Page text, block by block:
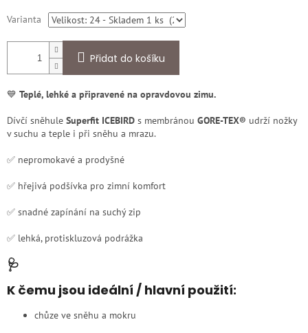
Varianta
Přidat do košíku
💙 Teplé, lehké a připravené na opravdovou zimu.
Dívčí sněhule Superfit ICEBIRD s membránou GORE-TEX® udrží nožky
v suchu a teple i při sněhu a mrazu.
✅ nepromokavé a prodyšné
✅ hřejivá podšívka pro zimní komfort
✅ snadné zapínání na suchý zip
✅ lehká, protiskluzová podrážka
🩺
K čemu jsou ideální / hlavní použití:
chůze ve sněhu a mokru